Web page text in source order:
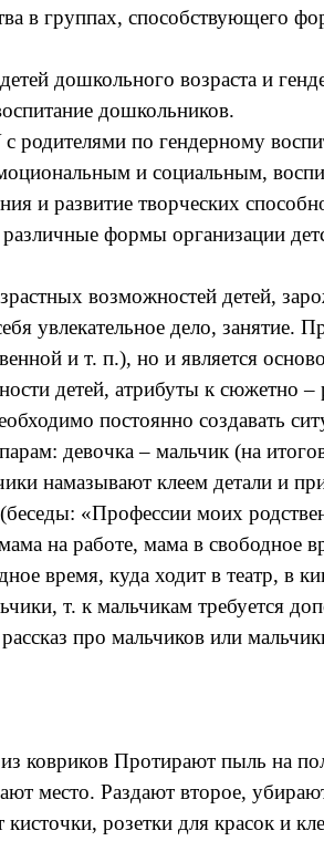
в группах, способствующего
дошкольного возраста и
дошкольников.
родителями по гендерному
и социальным,
и развитие творческих
формы организации
возможностей детей,
увлекательное дело, занятие.
и т. п.), но и является
детей, атрибуты к
постоянно создавать
девочка – мальчик (на
намазывают клеем детали и
«Профессии моих
на работе, мама в свободное
время, куда ходит в театр, в
т. к мальчикам требуется
про мальчиков или
ковриков Протирают пыль на
место. Раздают второе,
розетки для красок и